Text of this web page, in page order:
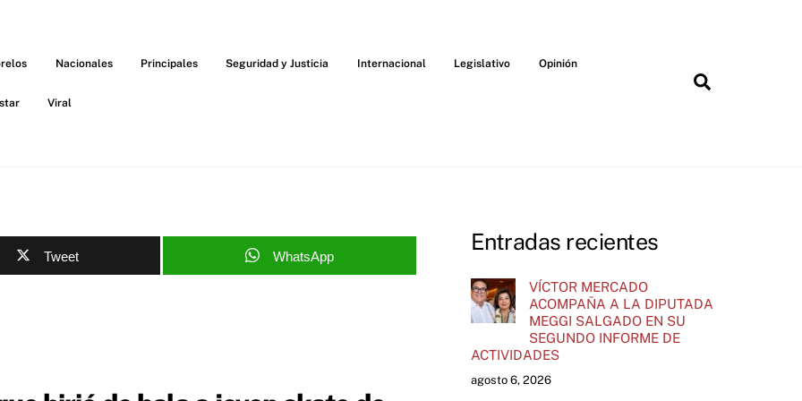
Nacionales Principales Seguridad y Justicia Internacional Legislativo Opinión
Viral
Tweet WhatsApp
Entradas recientes
VÍCTOR MERCADO
ACOMPAÑA A LA DIPUTADA
MEGGI SALGADO EN SU
SEGUNDO INFORME DE
ACTIVIDADES
agosto 6, 2026